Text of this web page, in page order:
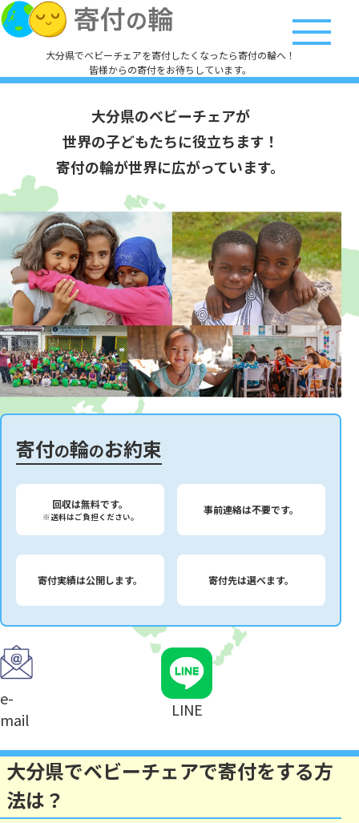
大分県でベビーチェアを寄付したくなったら寄付の輪へ！
皆様からの寄付をお待ちしています。
大分県のベビーチェアが
世界の子どもたちに役立ちます！
寄付の輪が世界に広がっています。
寄付の輪のお約束
回収は無料です。
※送料はご負担ください。
事前連絡は不要です。
寄付実績は公開します。 寄付先は選べます。
e-
mail
LINE
大分県でベビーチェアで寄付をする方
法は？